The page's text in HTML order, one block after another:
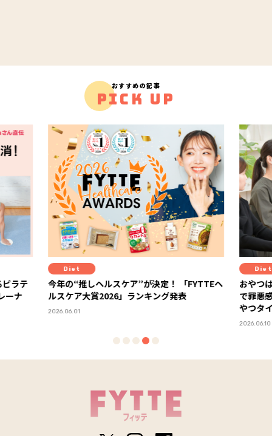
おすすめの記事
PICK UP
ピラテ
ーナ
Diet
今年の“推しヘルスケア”が決定！ 「FYTTEヘ
ルスケア大賞2026」ランキング発表
2026.06.01
Diet
おやつ
で罪悪
やつタ
2026.06.10